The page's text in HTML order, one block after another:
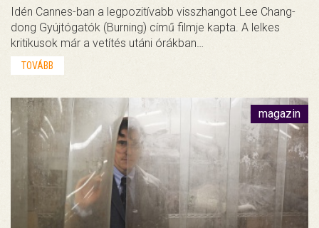
Idén Cannes-ban a legpozitívabb visszhangot Lee Chang-
dong Gyújtógatók (Burning) című filmje kapta. A lelkes
kritikusok már a vetítés utáni órákban…
TOVÁBB
magazin